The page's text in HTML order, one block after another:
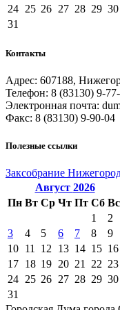
24 25 26 27 28 29 30
31
Контакты
Адрес: 607188,
Телефон: 8 (83130) 9-
Электронная почта:
Факс: 8 (83130) 9-90-04
Полезные ссылки
Закcобрание
Август 2026
Пн Вт Ср Чт Пт Сб Вс
1
2
3
4 5 6 7 8
9
10 11 12 13 14 15 16
17 18 19 20 21 22 23
24 25 26 27 28 29 30
31